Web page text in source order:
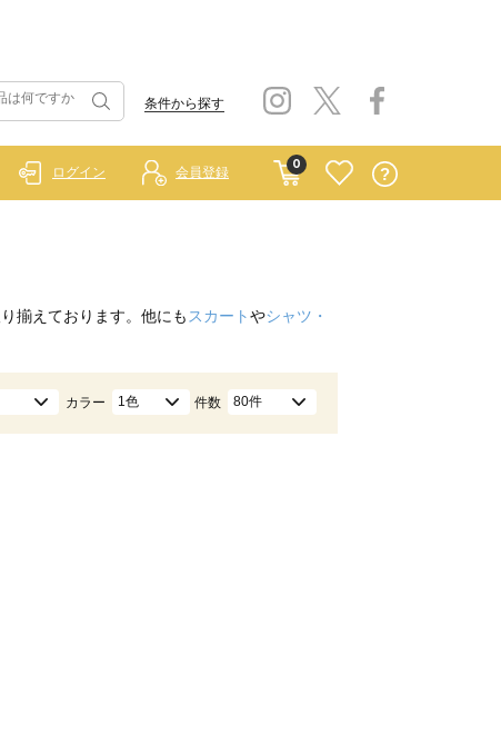
条件から探す
0
ログイン 会員登録
揃えております。他にも スカートやシャツ・
カラー 1色 件数 80件